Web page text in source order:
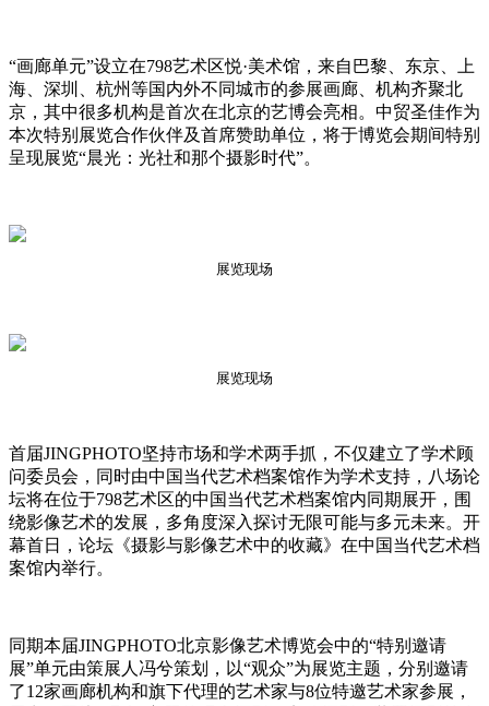
“画廊单元”设立在798艺术区悦·美术馆，来自巴黎、东京、上
海、深圳、杭州等国内外不同城市的参展画廊、机构齐聚北
京，其中很多机构是首次在北京的艺博会亮相。中贸圣佳作为
本次特别展览合作伙伴及首席赞助单位，将于博览会期间特别
呈现展览“晨光：光社和那个摄影时代”。
展览现场
展览现场
首届JINGPHOTO坚持市场和学术两手抓，不仅建立了学术顾
问委员会，同时由中国当代艺术档案馆作为学术支持，八场论
坛将在位于798艺术区的中国当代艺术档案馆内同期展开，围
绕影像艺术的发展，多角度深入探讨无限可能与多元未来。开
幕首日，论坛《摄影与影像艺术中的收藏》在中国当代艺术档
案馆内举行。
同期本届JINGPHOTO北京影像艺术博览会中的“特别邀请
展”单元由策展人冯兮策划，以“观众”为展览主题，分别邀请
了12家画廊机构和旗下代理的艺术家与8位特邀艺术家参展，